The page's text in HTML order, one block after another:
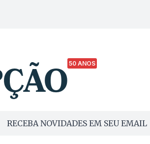
50 ANOS
RECEBA NOVIDADES EM SEU EMAIL